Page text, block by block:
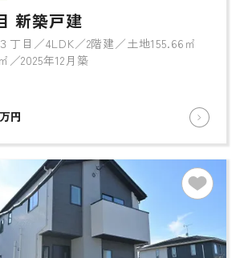
新築戸建
丁目／4LDK／2階建／土地155.66㎡
／2025年12月築
万円